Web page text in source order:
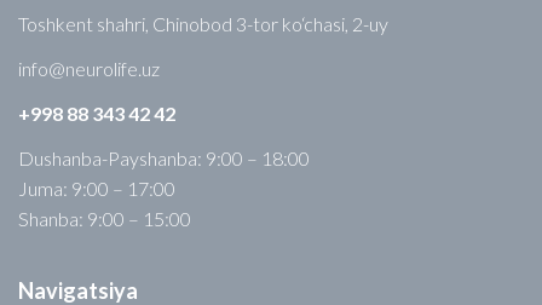
Toshkent shahri, Chinobod 3-tor ko‘chasi, 2-uy
info@neurolife.uz
+998 88 343 42 42
Dushanba-Payshanba: 9:00 – 18:00
Juma: 9:00 – 17:00
Shanba: 9:00 – 15:00
Navigatsiya